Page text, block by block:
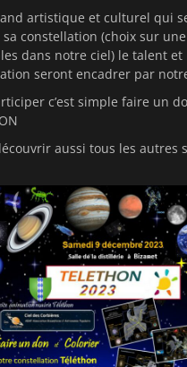
artistique et culturel qui
constellation (choix sur
dans notre ciel) le talent et
seront encadrer par
c’est simple faire un
aussi tous les autres